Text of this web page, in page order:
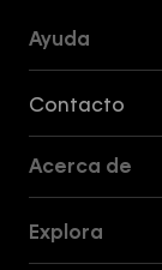
Ayuda
Contacto
Acerca de
Explora